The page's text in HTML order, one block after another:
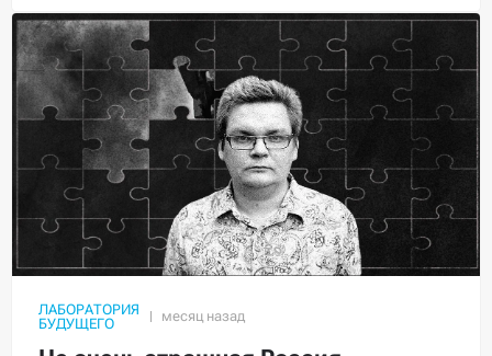
ЛАБОРАТОРИЯ
БУДУЩЕГО